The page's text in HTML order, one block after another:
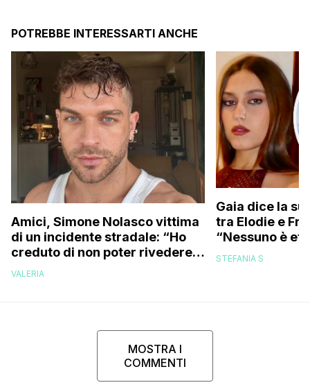
POTREBBE INTERESSARTI ANCHE
Amici, Simone Nolasco vittima
di un incidente stradale: “Ho
creduto di non poter rivedere
più la mia famiglia”
VALERIA
Gaia dice la
tra Elodie e
“Nessuno è
trovo folle
STEFANIA S
MOSTRA I
COMMENTI